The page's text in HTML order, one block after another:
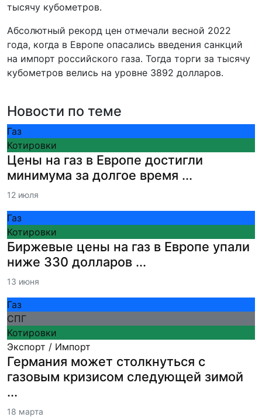
тысячу кубометров.
Абсолютный рекорд цен отмечали весной 2022
года, когда в Европе опасались введения санкций
на импорт российского газа. Тогда торги за тысячу
кубометров велись на уровне 3892 долларов.
Новости по теме
Газ
Котировки
Цены на газ в Европе достигли
минимума за долгое время ...
12 июля
Газ
Котировки
Биржевые цены на газ в Европе упали
ниже 330 долларов ...
13 июня
Газ
СПГ
Котировки
Экспорт / Импорт
Германия может столкнуться с
газовым кризисом следующей зимой
...
18 марта